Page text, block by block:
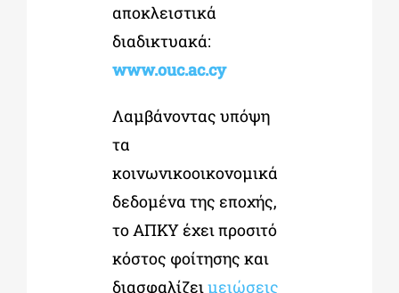
αποκλειστικά
διαδικτυακά:
www.ouc.ac.cy
Λαμβάνοντας υπόψη
τα
κοινωνικοοικονομικά
δεδομένα της εποχής,
το ΑΠΚΥ έχει προσιτό
κόστος φοίτησης και
διασφαλίζει μειώσεις